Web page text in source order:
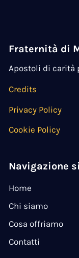
Fraternità di
Apostoli di carità
Credits
Privacy Policy
Cookie Policy
Navigazione
Home
Chi siamo
Cosa offriamo
Contatti